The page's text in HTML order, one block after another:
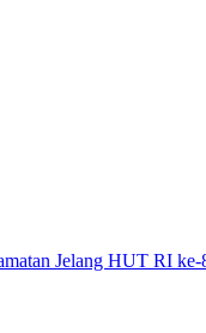
Jelang HUT RI ke-